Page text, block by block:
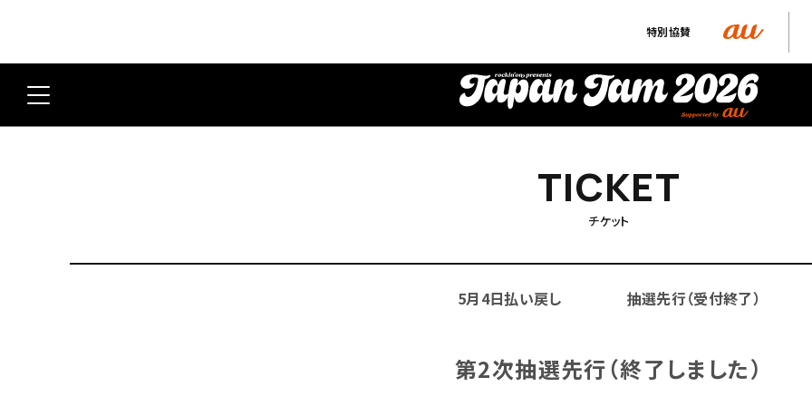
特別協賛
TICKET
TICKET
チケット
5月4日払い戻し 抽選先行（受付終了）
第2次抽選先行（終了しました）